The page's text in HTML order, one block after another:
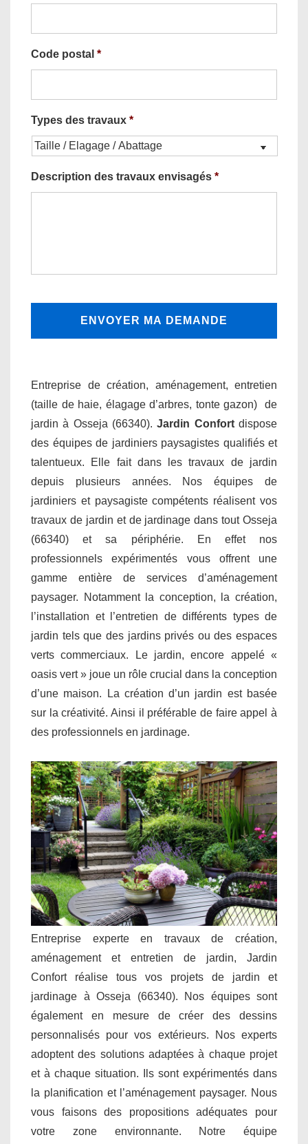
Code postal *
Types des travaux *
Description des travaux envisagés *
Entreprise de création, aménagement, entretien
(taille de haie, élagage d’arbres, tonte gazon) de
jardin à Osseja (66340).Jardin Confortdispose
des équipes de jardiniers paysagistes qualifiés et
talentueux. Elle fait dans les travaux de jardin
depuis plusieurs années. Nos équipes de
jardiniers et paysagiste compétents réalisent vos
travaux de jardin et de jardinage dans tout Osseja
(66340) et sa périphérie. En effet nos
professionnels expérimentés vous offrent une
gamme entière de services d’aménagement
paysager. Notamment la conception, la création,
l’installation et l’entretien de différents types de
jardin tels que des jardins privés ou des espaces
verts commerciaux. Le jardin, encore appelé «
oasis vert » joue un rôle crucial dans la conception
d’une maison. La création d’un jardin est basée
sur la créativité. Ainsi il préférable de faire appel à
des professionnels en jardinage.
Entreprise experte en travaux de création,
aménagement et entretien de jardin, Jardin
Confort réalise tous vos projets de jardin et
jardinage à Osseja (66340). Nos équipes sont
également en mesure de créer des dessins
personnalisés pour vos extérieurs. Nos experts
adoptent des solutions adaptées à chaque projet
et à chaque situation. Ils sont expérimentés dans
la planification et l’aménagement paysager. Nous
vous faisons des propositions adéquates pour
votre zone environnante. Notre équipe